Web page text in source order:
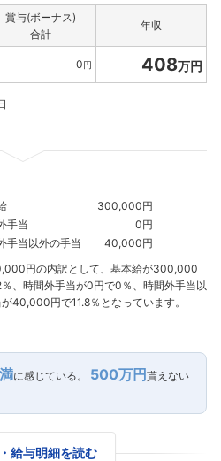
賞与(ボーナス)
合計
年収
0円 408万円
300,000円
手当
0円
手当以外の手当
40,000円
円の内訳として、基本給が300,000
、時間外手当が0円で0％、時間外手当以
40,000円で11.8％となっています。
に感じている。 500万円貰えない
給与明細を読む